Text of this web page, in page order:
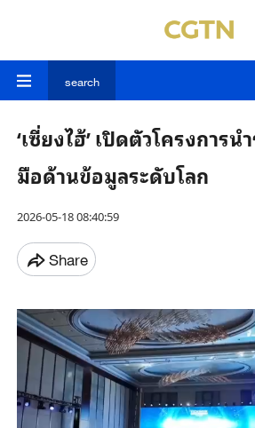
search
‘เซี่ยงไฮ้’ เปิดตัวโครงการ
มือด้านข้อมูลระดับโลก
2026-05-18 08:40:59
Share